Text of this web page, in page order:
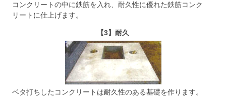
コンクリートの中に鉄筋を入れ、耐久性に優れた鉄筋コンク
リートに仕上げます。
【3】耐久
ベタ打ちしたコンクリートは耐久性のある基礎を作ります。